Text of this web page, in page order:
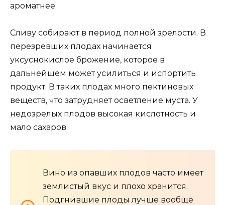
ароматнее.
Сливу собирают в период полной зрелости. В
перезревших плодах начинается
уксуснокислое брожение, которое в
дальнейшем может усилиться и испортить
продукт. В таких плодах много пектиновых
веществ, что затрудняет осветление муста. У
недозрелых плодов высокая кислотность и
мало сахаров.
Вино из опавших плодов часто имеет
землистый вкус и плохо хранится.
Подгнившие плоды лучше вообще